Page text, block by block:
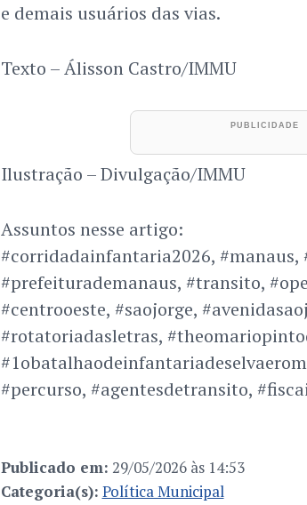
e demais usuários das vias.
Texto – Álisson Castro/IMMU
Ilustração – Divulgação/IMMU
Assuntos nesse artigo:
#corridadainfantaria2026, #manaus,
#prefeiturademanaus, #transito,
#centrooeste, #saojorge,
#rotatoriadasletras,
#percurso, #agentesdetransito,
Publicado em: 29/05/2026 às 14:53
Categoria(s): Política Municipal